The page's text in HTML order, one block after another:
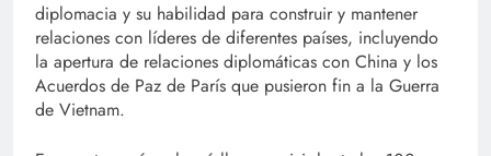
diplomacia y su habilidad para construir y mantener
relaciones con líderes de diferentes países, incluyendo
la apertura de relaciones diplomáticas con China y los
Acuerdos de Paz de París que pusieron fin a la Guerra
de Vietnam.